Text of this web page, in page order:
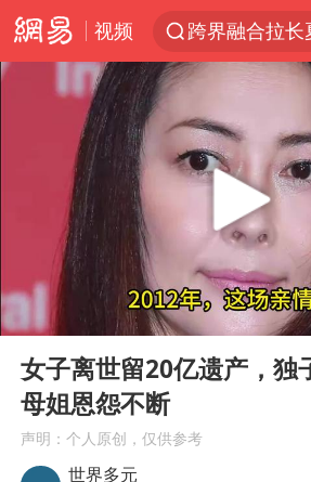
视频
白海豚逼近浙
拜登前列腺癌
上海暴雨红
“伊斯兰版北
上海大部迎大
Play
女子离世留20亿遗产，独
母姐恩怨不断
声明：个人原创，仅供参考
世界多元